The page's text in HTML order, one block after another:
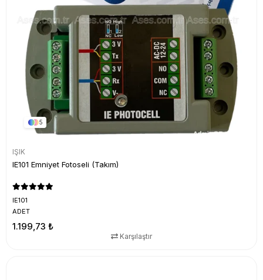
5
IŞIK
IE101 Emniyet Fotoseli (Takım)
IE101
ADET
1.199,73 ₺
Karşılaştır